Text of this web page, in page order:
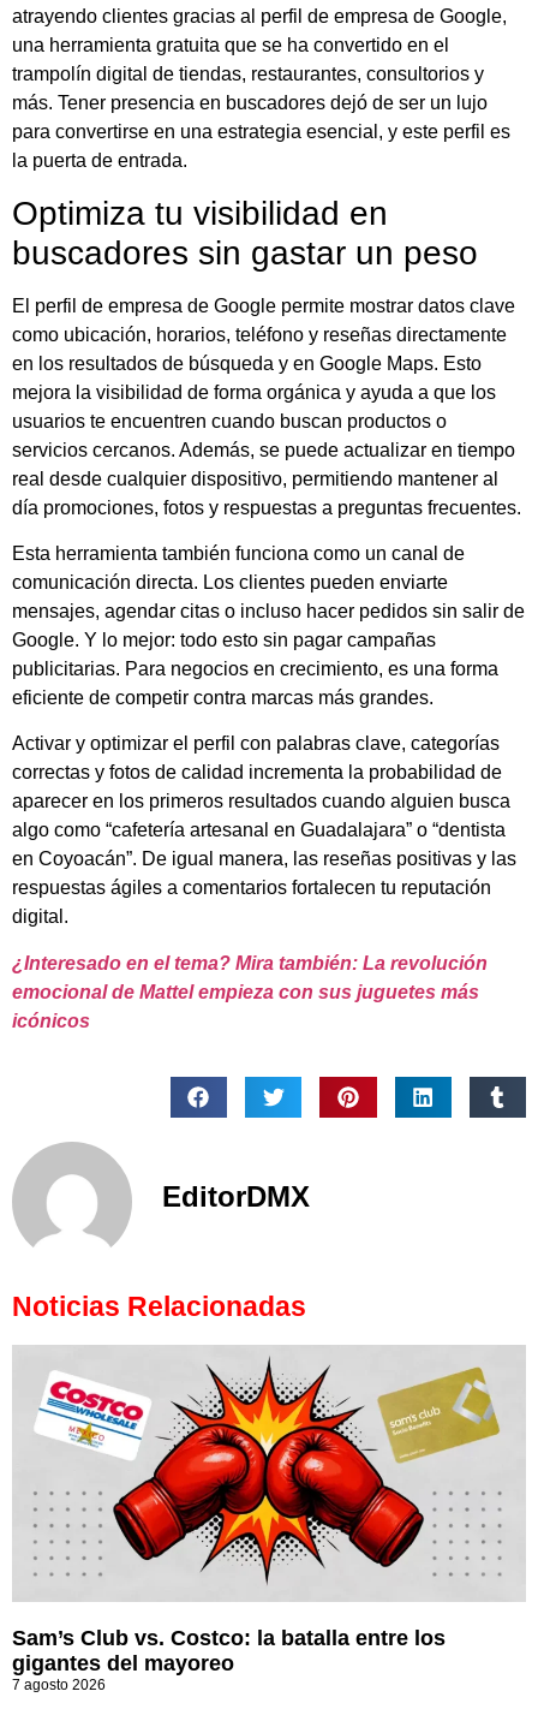
atrayendo clientes gracias al perfil de empresa de Google,
una herramienta gratuita que se ha convertido en el
trampolín digital de tiendas, restaurantes, consultorios y
más. Tener presencia en buscadores dejó de ser un lujo
para convertirse en una estrategia esencial, y este perfil es
la puerta de entrada.
Optimiza tu visibilidad en
buscadores sin gastar un peso
El perfil de empresa de Google permite mostrar datos clave
como ubicación, horarios, teléfono y reseñas directamente
en los resultados de búsqueda y en Google Maps. Esto
mejora la visibilidad de forma orgánica y ayuda a que los
usuarios te encuentren cuando buscan productos o
servicios cercanos. Además, se puede actualizar en tiempo
real desde cualquier dispositivo, permitiendo mantener al
día promociones, fotos y respuestas a preguntas frecuentes.
Esta herramienta también funciona como un canal de
comunicación directa. Los clientes pueden enviarte
mensajes, agendar citas o incluso hacer pedidos sin salir de
Google. Y lo mejor: todo esto sin pagar campañas
publicitarias. Para negocios en crecimiento, es una forma
eficiente de competir contra marcas más grandes.
Activar y optimizar el perfil con palabras clave, categorías
correctas y fotos de calidad incrementa la probabilidad de
aparecer en los primeros resultados cuando alguien busca
algo como “cafetería artesanal en Guadalajara” o “dentista
en Coyoacán”. De igual manera, las reseñas positivas y las
respuestas ágiles a comentarios fortalecen tu reputación
digital.
¿Interesado en el tema? Mira también: La revolución
emocional de Mattel empieza con sus juguetes más
icónicos
EditorDMX
Noticias Relacionadas
Sam’s Club vs. Costco: la batalla entre los
gigantes del mayoreo
7 agosto 2026